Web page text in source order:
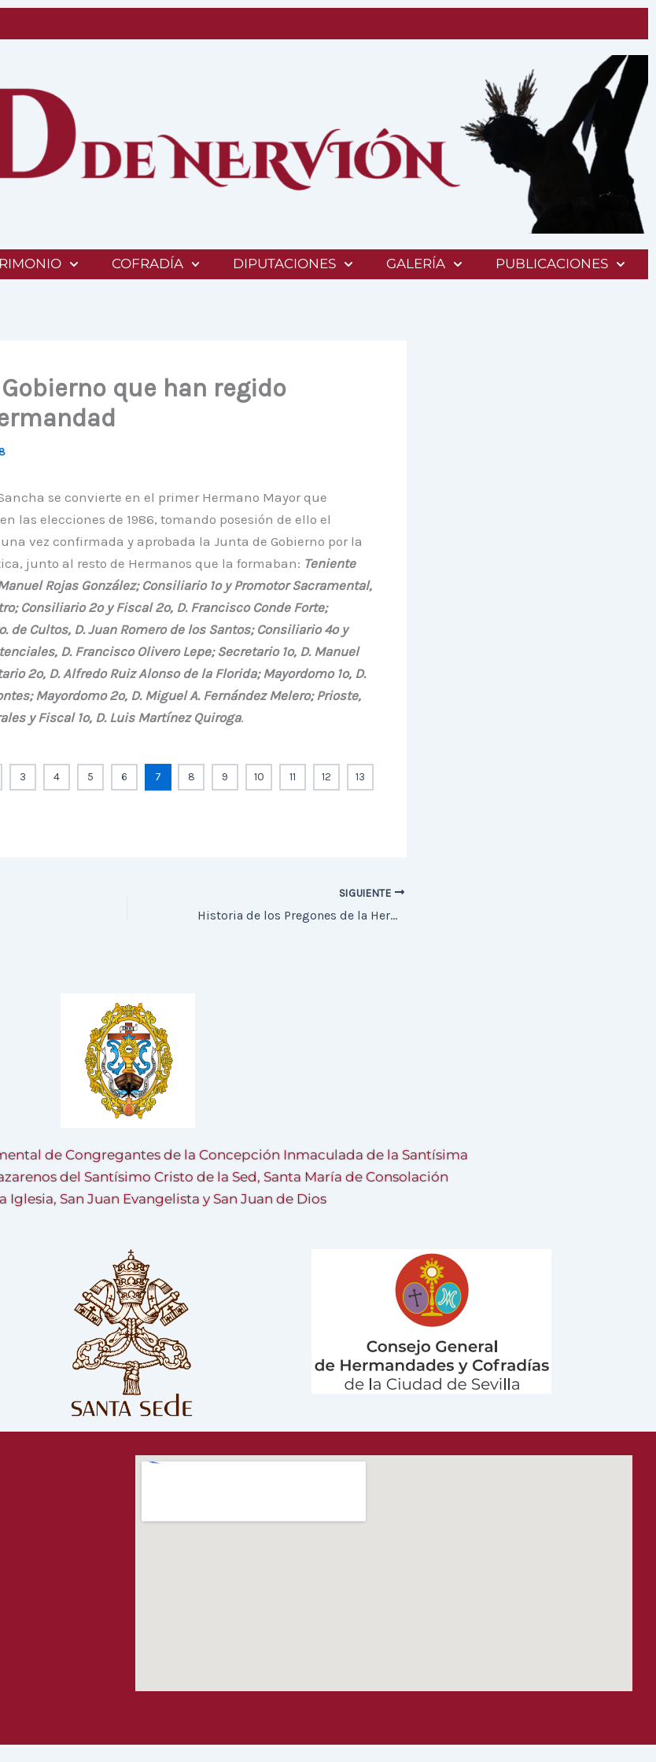
COFRADÍA DIPUTACIONES GALERÍA PUBLICACIONES
que han regido
se convierte en el primer Hermano Mayor que
las elecciones de 1986, tomando posesión de ello el
vez confirmada y aprobada la Junta de Gobierno por la
junto al resto de Hermanos que la formaban: Teniente
Rojas González; Consiliario 1º y Promotor Sacramental,
Consiliario 2º y Fiscal 2º, D. Francisco Conde Forte;
de Cultos, D. Juan Romero de los Santos; Consiliario 4º y
D. Francisco Olivero Lepe; Secretario 1º, D. Manuel
2º, D. Alfredo Ruiz Alonso de la Florida; Mayordomo 1º, D.
Mayordomo 2º, D. Miguel A. Fernández Melero; Prioste,
y Fiscal 1º, D. Luis Martínez Quiroga.
3 4 5 6 7 8 9 10 11 12 13
SIGUIENTE
Historia de los Pregones de la Hermandad
de Congregantes de la Concepción Inmaculada de la Santísima
del Santísimo Cristo de la Sed, Santa María de Consolación
Iglesia, San Juan Evangelista y San Juan de Dios